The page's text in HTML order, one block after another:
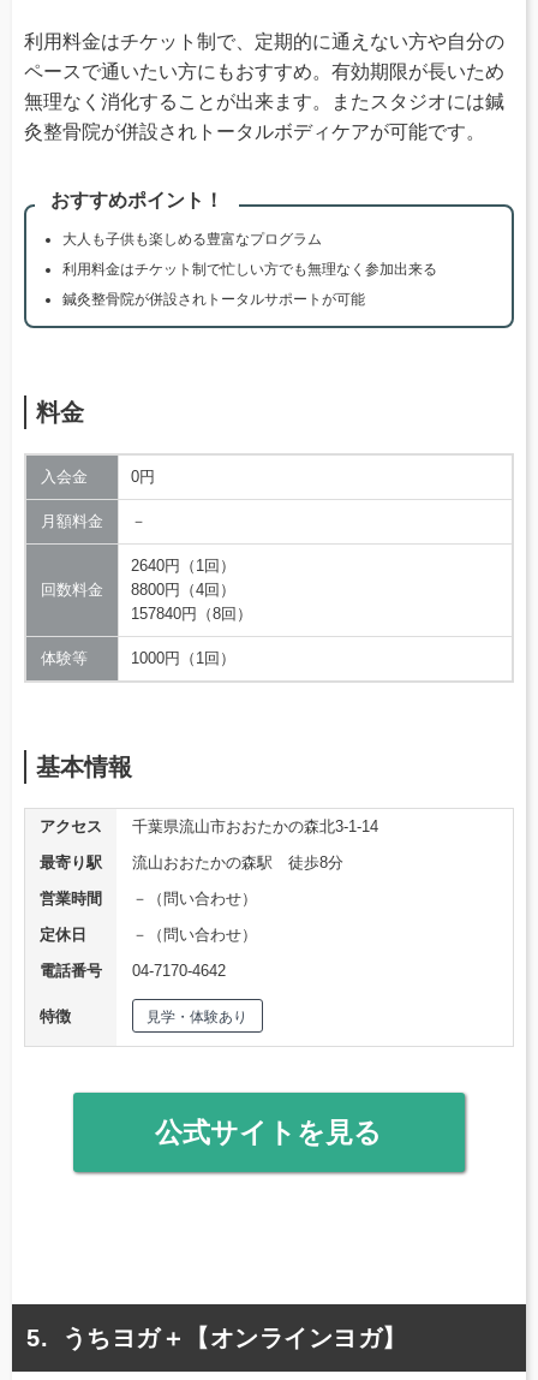
利用料金はチケット制で、定期的に通えない方や自分の
ペースで通いたい方にもおすすめ。有効期限が長いため
無理なく消化することが出来ます。またスタジオには鍼
灸整骨院が併設されトータルボディケアが可能です。
おすすめポイント！
大人も子供も楽しめる豊富なプログラム
利用料金はチケット制で忙しい方でも無理なく参加出来る
鍼灸整骨院が併設されトータルサポートが可能
料金
入会金 0円
月額料金 －
回数料金
2640円（1回）
8800円（4回）
157840円（8回）
体験等 1000円（1回）
基本情報
アクセス
千葉県流山市おおたかの森北3-1-14
最寄り駅
流山おおたかの森駅 徒歩8分
営業時間
－（問い合わせ）
定休日
－（問い合わせ）
電話番号
04-7170-4642
特徴 見学・体験あり
公式サイトを見る
うちヨガ＋【オンラインヨガ】